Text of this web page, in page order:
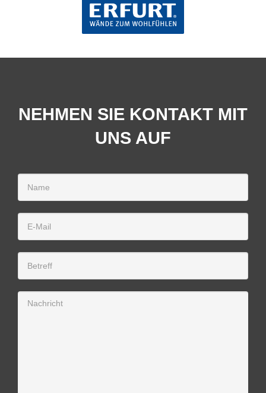
NEHMEN SIE KONTAKT MIT
UNS AUF